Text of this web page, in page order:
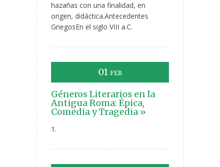
hazañas con una finalidad, en
origen, didáctica.Antecedentes
GriegosEn el siglo VIII a.C.
01 FEB
Géneros Literarios en la
Antigua Roma: Épica,
Comedia y Tragedia »
1.